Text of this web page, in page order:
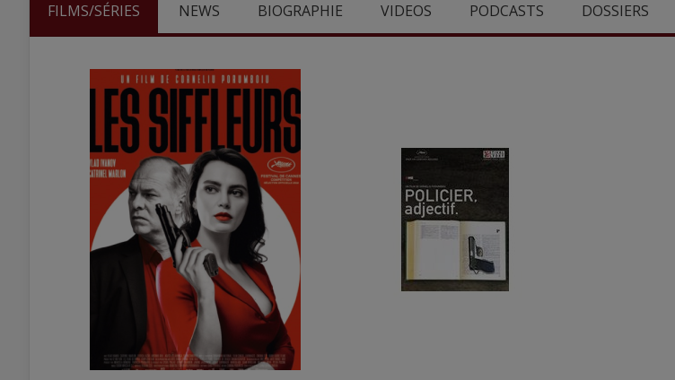
FILMS/SÉRIES NEWS BIOGRAPHIE VIDEOS PODCASTS DOSSIERS